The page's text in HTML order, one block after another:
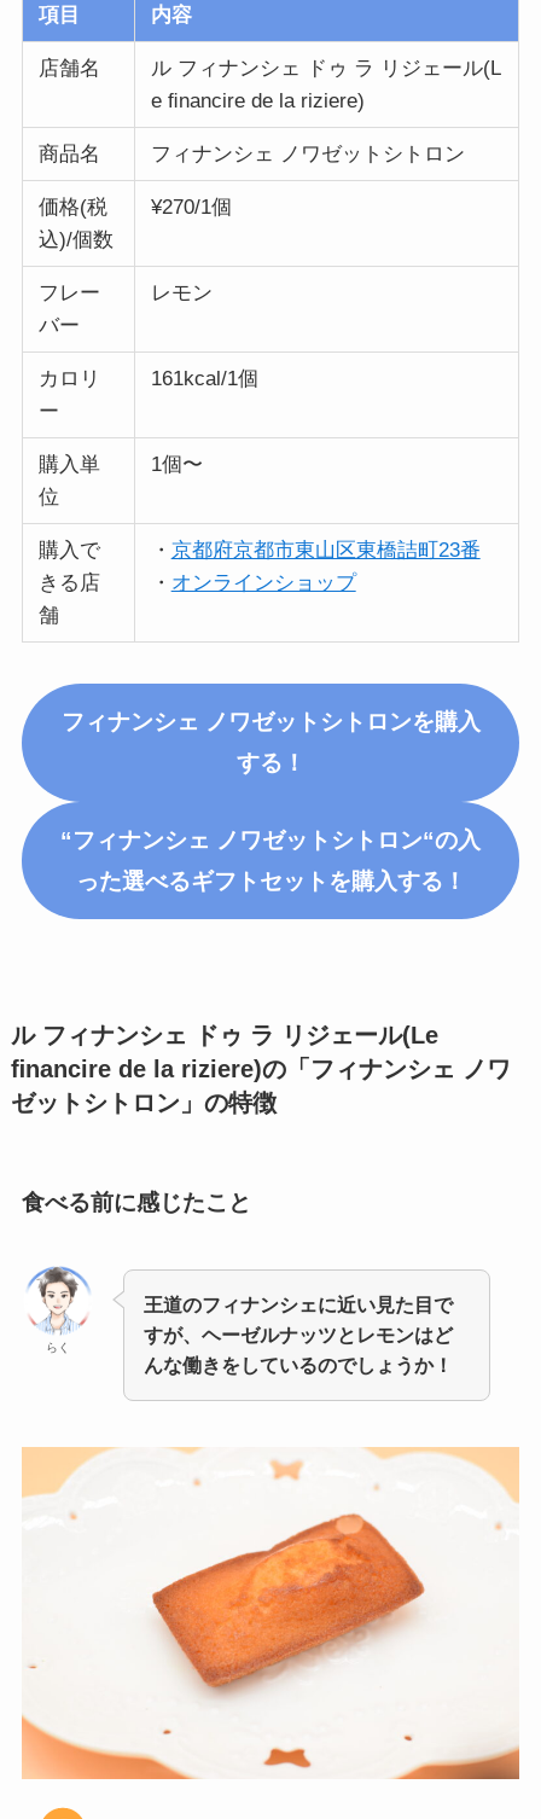
項目 内容
店舗名
ル フィナンシェ ドゥ ラ リジェール(L
e ﬁnancire de la riziere)
商品名 フィナンシェ ノワゼットシトロン
価格(税
込)/個数
¥270/1個
フレー
バー
レモン
カロリ
ー
161kcal/1個
購入単
位
1個〜
購入で
きる店
舗
・ 京都府京都市東山区東橋詰町23番
・ オンラインショップ
フィナンシェ ノワゼットシトロンを購入
する！
“フィナンシェ ノワゼットシトロン“の入
った選べるギフトセットを購入する！
ル フィナンシェ ドゥ ラ リジェール(Le
ﬁnancire de la riziere)の「フィナンシェ ノワ
ゼットシトロン」 の特徴
食べる前に感じたこと
らく
王道のフィナンシェに近い見た目で
すが、ヘーゼルナッツとレモンはど
んな働きをしているのでしょうか！